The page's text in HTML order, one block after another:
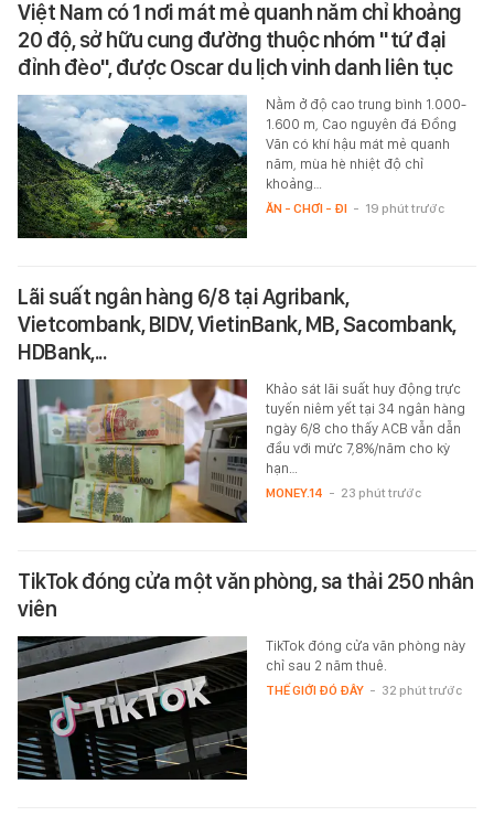
Việt Nam có 1 nơi mát mẻ quanh năm chỉ khoảng
20 độ, sở hữu cung đường thuộc nhóm "tứ đại
đỉnh đèo", được Oscar du lịch vinh danh liên tục
Nằm ở độ cao trung bình 1.000-
1.600 m, Cao nguyên đá Đồng
Văn có khí hậu mát mẻ quanh
năm, mùa hè nhiệt độ chỉ
khoảng…
ĂN - CHƠI - ĐI - 19 phút trước
Lãi suất ngân hàng 6/8 tại Agribank,
Vietcombank, BIDV, VietinBank, MB, Sacombank,
HDBank,...
Khảo sát lãi suất huy động trực
tuyến niêm yết tại 34 ngân hàng
ngày 6/8 cho thấy ACB vẫn dẫn
đầu với mức 7,8%/năm cho kỳ
hạn…
MONEY.14 - 23 phút trước
TikTok đóng cửa một văn phòng, sa thải 250 nhân
viên
TikTok đóng cửa văn phòng này
chỉ sau 2 năm thuê.
THẾ GIỚI ĐÓ ĐÂY - 32 phút trước